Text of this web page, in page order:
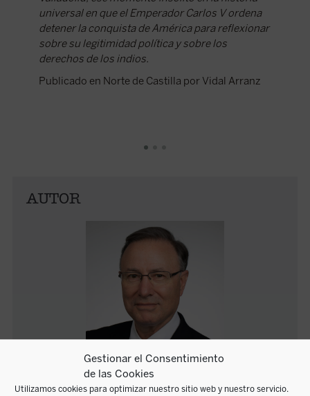
Gestionar el Consentimiento
de las Cookies
Utilizamos cookies para optimizar nuestro sitio web y nuestro servicio.
universal en que el Emperador Carlos V ordena
detener la conquista de América para reflexionar
sobre su legitimidad política y sobre los
derechos de los indios.
Publicado en Norte de Castilla por Vidal Arranz
AUTOR